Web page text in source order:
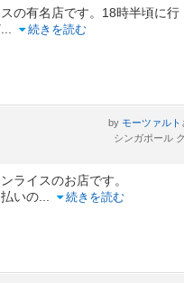
の有名店です。18時半頃に行
続きを読む
by モーツァルト
シンガポール
ライスのお店です。
いの
続きを読む